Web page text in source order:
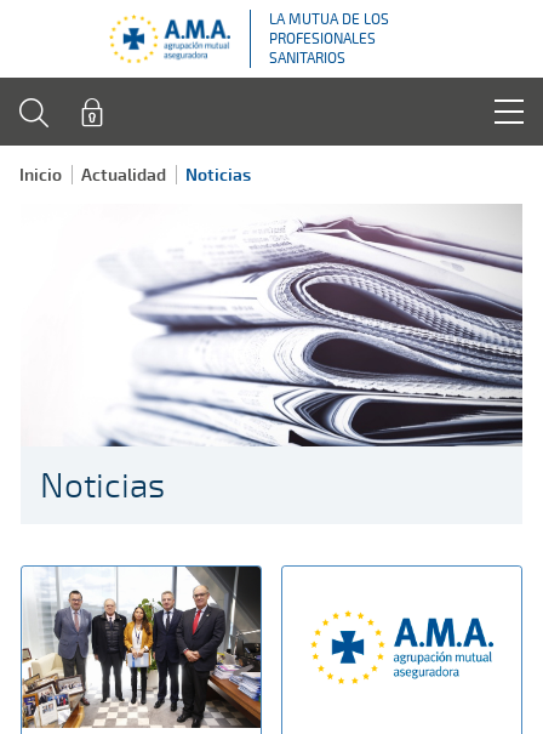
LA MUTUA DE LOS
PROFESIONALES
SANITARIOS
Inicio Actualidad Noticias
Noticias